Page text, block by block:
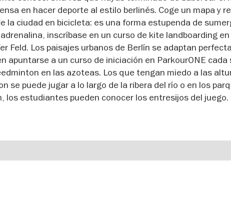
en hacer deporte al estilo berlinés. Coge un mapa y
la ciudad en bicicleta: es una forma estupenda de
inscríbase en un curso de kite landboarding en
Feld. Los paisajes urbanos de Berlín se adaptan
apuntarse a un curso de iniciación en ParkourONE cada
en las azoteas. Los que tengan miedo a las
se puede jugar a lo largo de la ribera del río o en los
los estudiantes pueden conocer los entresijos del juego.